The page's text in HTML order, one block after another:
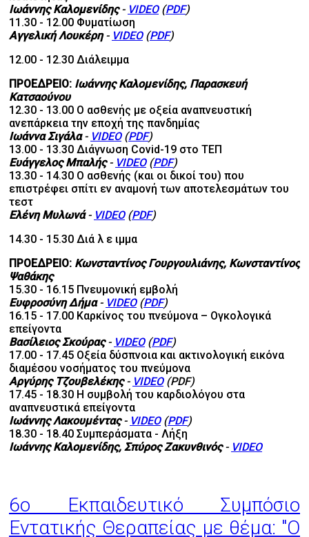
Ιωάννης Καλομενίδης- VIDEO(PDF)
11.30 - 12.00 Φυματίωση
Αγγελική Λουκέρη- VIDEO(PDF)
12.00 - 12.30 Διάλειμμα
ΠΡΟΕΔΡΕΙΟ: Ιωάννης Καλομενίδης, Παρασκευή
Κατσαούνου
12.30 - 13.00 Ο ασθενής με οξεία αναπνευστική
ανεπάρκεια την εποχή της πανδημίας
Ιωάννα Σιγάλα- VIDEO(PDF)
13.00 - 13.30 Διάγνωση Covid-19 στο ΤΕΠ
Ευάγγελος Μπαλής- VIDEO(PDF)
13.30 - 14.30 Ο ασθενής (και οι δικοί του) που
επιστρέφει σπίτι εν αναμονή των αποτελεσμάτων του
τεστ
Ελένη Μυλωνά- VIDEO(PDF)
14.30 - 15.30 Διά λ ε ιμμα
ΠΡΟΕΔΡΕΙΟ: Κωνσταντίνος Γουργουλιάνης, Κωνσταντίνος
Ψαθάκης
15.30 - 16.15 Πνευμονική εμβολή
Ευφροσύνη Δήμα- VIDEO(PDF)
16.15 - 17.00 Καρκίνος του πνεύμονα – Ογκολογικά
επείγοντα
Βασίλειος Σκούρας- VIDEO(PDF)
17.00 - 17.45 Οξεία δύσπνοια και ακτινολογική εικόνα
διαμέσου νοσήματος του πνεύμονα
Αργύρης Τζουβελέκης- VIDEO(PDF)
17.45 - 18.30 Η συμβολή του καρδιολόγου στα
αναπνευστικά επείγοντα
Ιωάννης Λακουμέντας- VIDEO(PDF)
18.30 - 18.40 Συμπεράσματα - Λήξη
Ιωάννης Καλομενίδης, Σπύρος Ζακυνθινός- VIDEO
6ο Εκπαιδευτικό Συμπόσιο
Εντατικής Θεραπείας με θέμα: "Ο